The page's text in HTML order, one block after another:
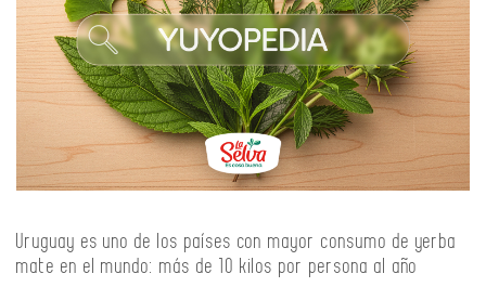
Uruguay es uno de los países con mayor consumo de yerba
mate en el mundo: más de 10 kilos por persona al año